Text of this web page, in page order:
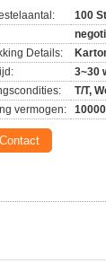
100
Details:
3~30
T/T,
vermogen:
Contact